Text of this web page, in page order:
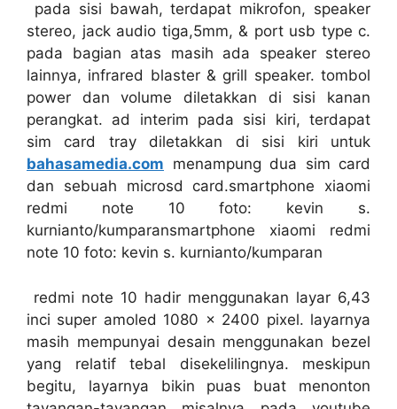
pada sisi bawah, terdapat mikrofon, speaker
stereo, jack audio tiga,5mm, & port usb type c.
pada bagian atas masih ada speaker stereo
lainnya, infrared blaster & grill speaker. tombol
power dan volume diletakkan di sisi kanan
perangkat. ad interim pada sisi kiri, terdapat
sim card tray diletakkan di sisi kiri untuk
bahasamedia.com menampung dua sim card
dan sebuah microsd card.smartphone xiaomi
redmi note 10 foto: kevin s.
kurnianto/kumparansmartphone xiaomi redmi
note 10 foto: kevin s. kurnianto/kumparan
redmi note 10 hadir menggunakan layar 6,43
inci super amoled 1080 x 2400 pixel. layarnya
masih mempunyai desain menggunakan bezel
yang relatif tebal disekelilingnya. meskipun
begitu, layarnya bikin puas buat menonton